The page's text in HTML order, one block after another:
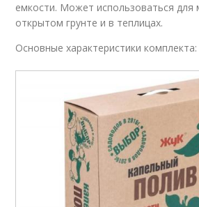
емкости. Может использоваться для
открытом грунте и в теплицах.
Основные характеристики комплекта: